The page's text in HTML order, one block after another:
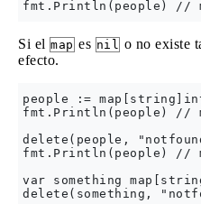
Si el map es nil o no existe
efecto.
people :=
fmt.Println(people) //
delete(people,
fmt.Println(people) //
var something